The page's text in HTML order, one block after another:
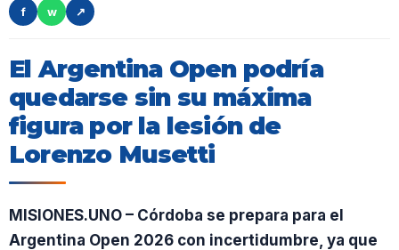
f
w ↗
El Argentina Open podría
quedarse sin su máxima
figura por la lesión de
Lorenzo Musetti
MISIONES.UNO – Córdoba se prepara para el
Argentina Open 2026 con incertidumbre, ya que